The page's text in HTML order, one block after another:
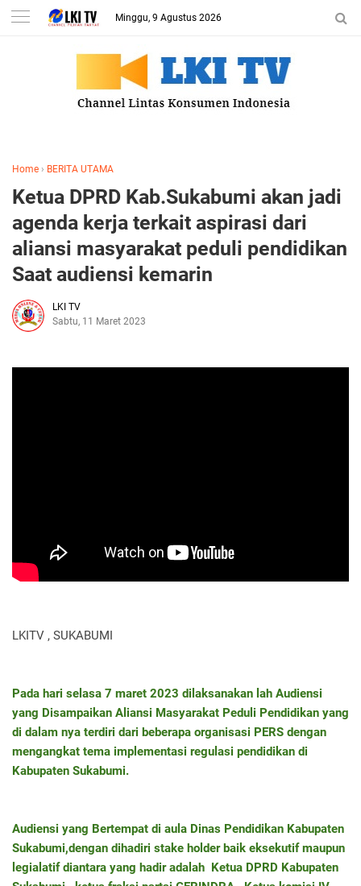
Minggu, 9 Agustus 2026
Home › BERITA UTAMA
Ketua DPRD Kab.Sukabumi akan jadi
agenda kerja terkait aspirasi dari
aliansi masyarakat peduli pendidikan
Saat audiensi kemarin
LKI TV
Sabtu, 11 Maret 2023
LKITV , SUKABUMI
Pada hari selasa 7 maret 2023 dilaksanakan lah Audiensi
yang Disampaikan Aliansi Masyarakat Peduli Pendidikan yang
di dalam nya terdiri dari beberapa organisasi PERS dengan
mengangkat tema implementasi regulasi pendidikan di
Kabupaten Sukabumi.
Audiensi yang Bertempat di aula Dinas Pendidikan Kabupaten
Sukabumi,dengan dihadiri stake holder baik eksekutif maupun
legialatif diantara yang hadir adalah Ketua DPRD Kabupaten